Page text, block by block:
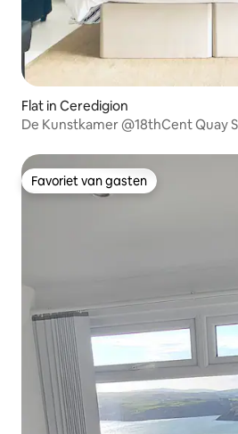
Flat in Ceredigion
De Kunstkamer @18thCent Quay
Favoriet van gasten
Favoriet van gasten